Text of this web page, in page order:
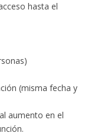
hasta el
(misma fecha y
aumento en el